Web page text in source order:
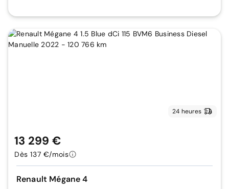
24 heures
Renault Mégane 4
13 299 €
Dès 137 €/mois